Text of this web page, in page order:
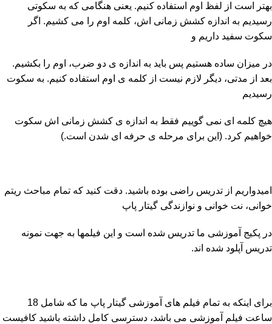
بهتر است از لفظ اوم استفاده کنیم. یعنی هنگامی که به سکوتی
رسیدیم به اندازه کشش زمانی اش، کلمه اوم را می کشیم. اگر
سکوت سفید داریم و
در میزان ساده هستیم پس باید به اندازه ی دو ضرب، اوم را بکشیم.
بعد از مدتی، دیگر لازم نیست از کلمه ی اوم استفاده کنیم. به سکوت
رسیدیم
هیچ کلمه ای نمی گوییم فقط به اندازه ی کشش زمانی اش سکوت
خواهیم کرد. (این برای مرحله ی حرفه ای شدن است.)
امیدواریم از تدریس راضی بوده باشید. دقت کنید که تمام مباحث ریتم
خوانی، نت خوانی و نوازندگی گیتار پاپ
در پکیج آموزشی ما تدریس شده است و این فیلمها به جهت نمونه
تدریس آپلود شده اند.
برای اینکه به تمام فیلم های آموزشی گیتار پاپ ما که شامل 18
ساعت فیلم آموزشی می باشد، دسترسی کامل داشته باشید کافیست